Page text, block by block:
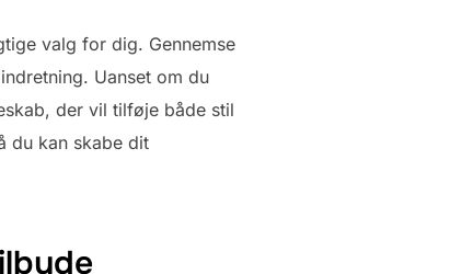
valg for dig. Gennemse
Uanset om du
der vil tilføje både stil
du kan skabe dit